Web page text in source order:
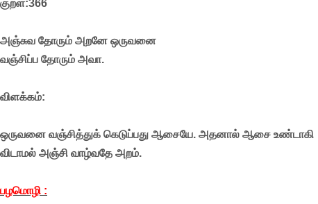
குறள்:366
அஞ்சுவ தோரும் அறனே ஒருவனை
வஞ்சிப்ப தோரும் அவா.
விளக்கம்:
ஒருவனை வஞ்சித்துக் கெடுப்பது ஆசையே. அதனால் ஆசை உண்டாகி
விடாமல் அஞ்சி வாழ்வதே அறம்.
பழமொழி :